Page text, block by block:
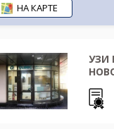
НА КАРТЕ
УЗИ